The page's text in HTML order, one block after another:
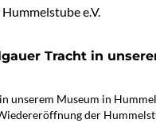
e.V.
Tracht in
unserem Museum in
der